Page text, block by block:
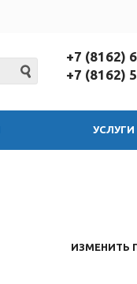
+7 (8162)
+7 (8162)
УСЛУГИ
ИЗМЕНИТЬ